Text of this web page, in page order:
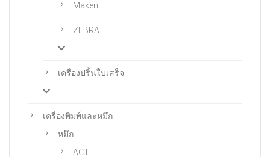
Maken
ZEBRA
เครื่องปริ้นใบเสร็จ
เครื่องพิมพ์และหมึก
หมึก
ACT